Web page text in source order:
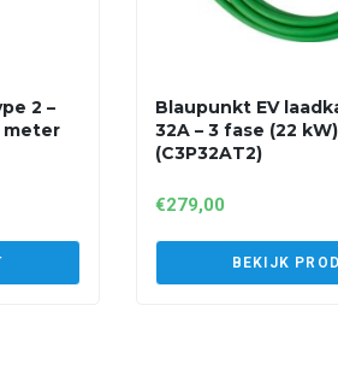
2 –
meter
Blaupunkt EV
32A – 3 fase (22
(C3P32AT2)
€279,00
BEKIJK